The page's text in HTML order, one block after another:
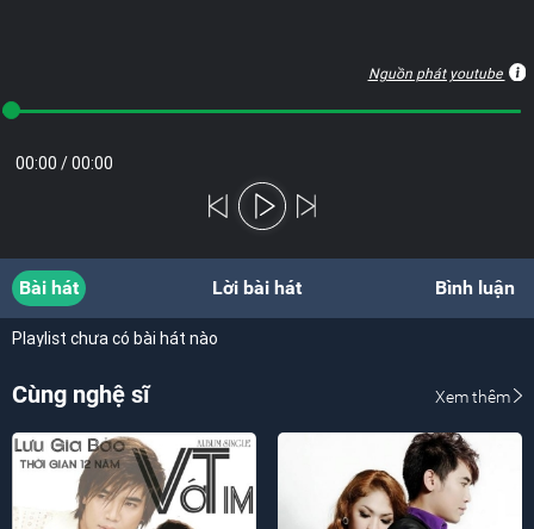
Nguồn phát youtube
00:00 /00:00
Bài hát Lời bài hát Bình luận
Playlist chưa có bài hát nào
Cùng nghệ sĩ Xem thêm